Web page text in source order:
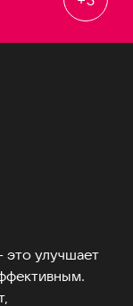
это улучшает